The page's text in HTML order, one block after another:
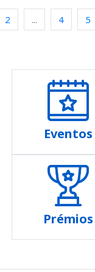
2 ... 4 5
Eventos
Prémios